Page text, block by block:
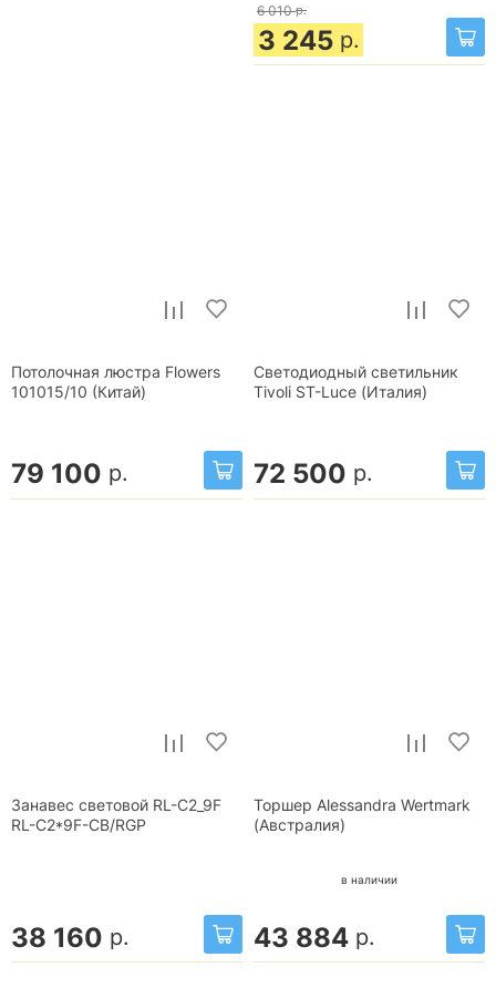
6 010 р.
3 245 р.
Потолочная люстра Flowers
101015/10 (Китай)
79 100 р.
Светодиодный светильник
Tivoli ST-Luce (Италия)
72 500 р.
Занавес световой RL-C2_9F
RL-C2*9F-CB/RGP
38 160 р.
Торшер Alessandra Wertmark
(Австралия)
в наличии
43 884 р.